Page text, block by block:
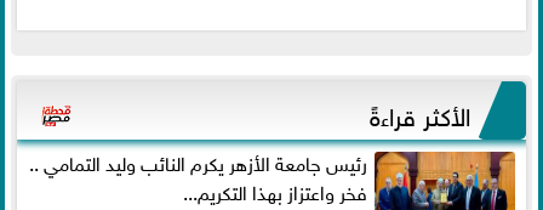
الأكثر قراءةً
رئيس جامعة الأزهر يكرم النائب وليد التمامي ..
فخر واعتزاز بهذا التكريم...